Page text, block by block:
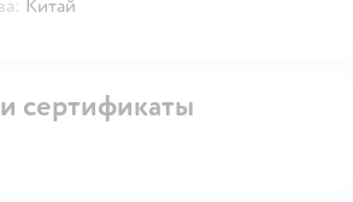
Китай
сертификаты